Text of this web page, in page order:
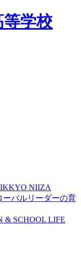
学校
NIIZA
ーバルリーダーの育
& SCHOOL LIFE